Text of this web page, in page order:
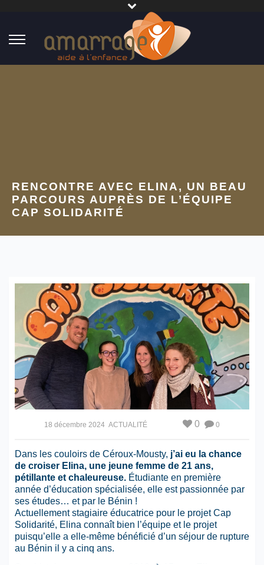
RENCONTRE AVEC ELINA, UN BEAU
PARCOURS AUPRÈS DE L’ÉQUIPE
CAP SOLIDARITÉ
18 décembre 2024 ACTUALITÉ 0
0
Dans les couloirs de Céroux-Mousty, j’ai eu la chance
de croiser Elina, une jeune femme de 21 ans,
pétillante et chaleureuse. Étudiante en première
année d’éducation spécialisée, elle est passionnée par
ses études… et par le Bénin !
Actuellement stagiaire éducatrice pour le projet Cap
Solidarité, Elina connaît bien l’équipe et le projet
puisqu’elle a elle-même bénéficié d’un séjour de rupture
au Bénin il y a cinq ans.